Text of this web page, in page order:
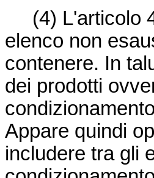
(4) L'articolo
elenco non
contenere. In
dei prodotti
Appare quindi
includere tra gli